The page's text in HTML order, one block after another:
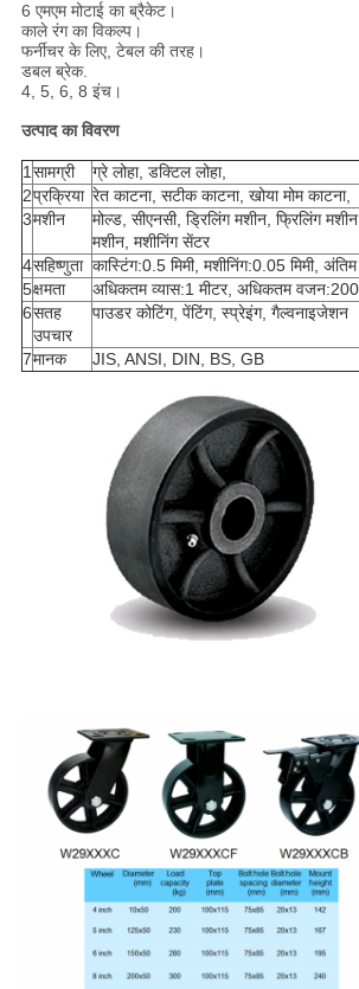
6 एमएम मोटाई का ब्रैकेट।
काले रंग का विकल्प।
फर्नीचर के लिए, टेबल की तरह।
डबल ब्रेक.
4, 5, 6, 8 इंच।
उत्पाद का विवरण
1सामग्री
ग्रे लोहा, डक्टिल लोहा,
2प्रक्रिया रेत काटना, सटीक काटना, खोया मोम काटना,
3मशीन
मोल्ड, सीएनसी, ड्रिलिंग मशीन, फ्रिलिंग
मशीन, मशीनिंग सेंटर
4सहिष्णुता कास्टिंग:0.5 मिमी, मशीनिंग:0.05 मिमी,
5क्षमता
अधिकतम व्यास:1 मीटर, अधिकतम वजन:200
6सतह
उपचार
पाउडर कोटिंग, पेंटिंग, स्प्रेइंग, गैल्वनाइजेशन
7मानक JIS, ANSI, DIN, BS, GB